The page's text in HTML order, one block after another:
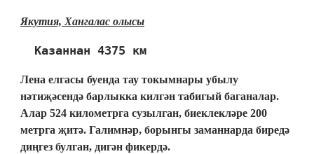
Якутия, Хангалас олысы
Казаннан 4375 км
Лена елгасы буенда тау токымнары убылу
нәтиҗәсендә барлыкка килгән табигый баганалар.
Алар 524 километрга сузылган, биеклекләре 200
метрга җитә. Галимнәр, борынгы заманнарда биредә
диңгез булган, дигән фикердә.